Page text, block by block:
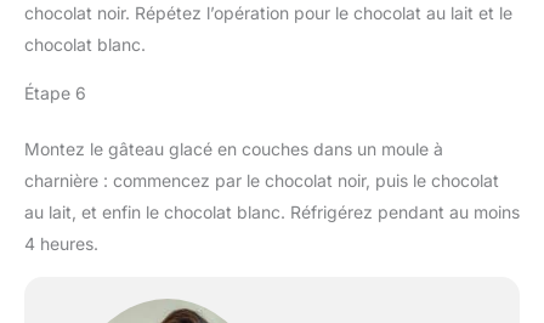
chocolat noir. Répétez l’opération pour le chocolat au lait et le
chocolat blanc.
Étape 6
Montez le gâteau glacé en couches dans un moule à
charnière : commencez par le chocolat noir, puis le chocolat
au lait, et enfin le chocolat blanc. Réfrigérez pendant au moins
4 heures.